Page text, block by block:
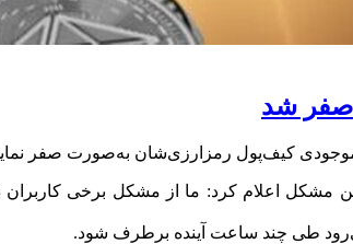
صفر شد
کیف‌پول رمزارزی‌شان به‌صورت صفر
مشکل اعلام کرد: ما از مشکل برخی
طی چند ساعت آینده برطرف شود.